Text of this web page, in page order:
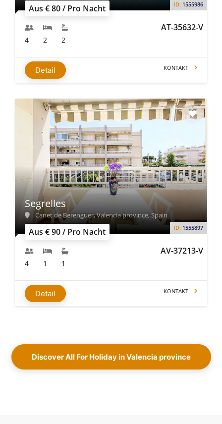
Aus € 80 / Pro Nacht ID: 1555986
AT-35632-V
4 2 2
Detail KONTAKT
Aus € 90 / Pro Nacht ID: 1555897
AV-37213-V
Segrelles
Canet de Berenguer, Valencia province, Spain
4 1 1
Detail KONTAKT
Discover All For Holiday in Valencia province